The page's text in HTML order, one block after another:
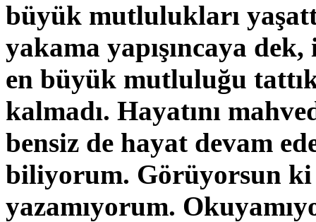
büyük mutlulukları
yakama yapışıncaya
en büyük mutluluğu
kalmadı. Hayatını
bensiz de hayat devam
biliyorum. Görüyorsun
yazamıyorum.